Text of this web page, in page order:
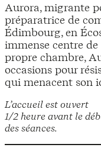
L’accueil est ouvert
1/2 heure avant le
des séances.
Aurora, migrante
préparatrice de
Édimbourg, en
immense centre
propre chambre,
occasions pour
qui menacent son